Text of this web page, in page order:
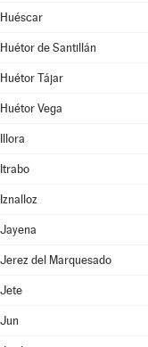
Huéscar
Huétor de Santillán
Huétor Tájar
Huétor Vega
Illora
Itrabo
Iznalloz
Jayena
Jerez del Marquesado
Jete
Jun